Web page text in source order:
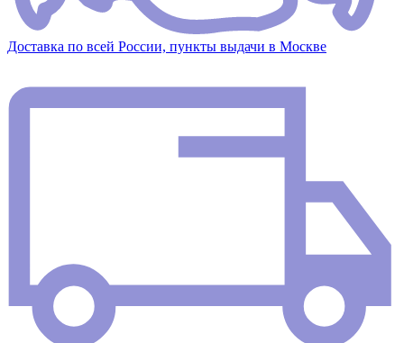
Доставка по всей России, пункты выдачи в Москве